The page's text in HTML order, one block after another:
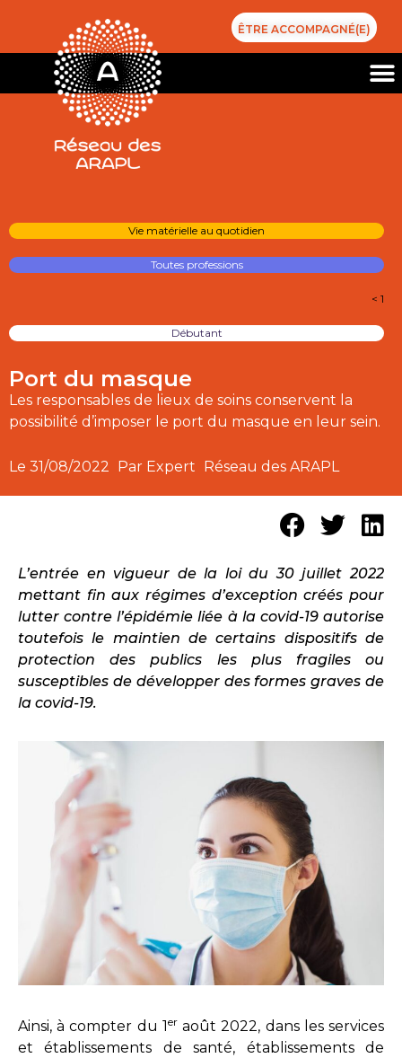
ÊTRE ACCOMPAGNÉ(E)
Vie matérielle au quotidien
Toutes professions
< 1
Débutant
Port du masque
Les responsables de lieux de soins conservent la
possibilité d’imposer le port du masque en leur sein.
Le 31/08/2022 Par Expert Réseau des ARAPL
L’entrée en vigueur de la loi du 30 juillet 2022
mettant fin aux régimes d’exception créés pour
lutter contre l’épidémie liée à la covid-19 autorise
toutefois le maintien de certains dispositifs de
protection des publics les plus fragiles ou
susceptibles de développer des formes graves de
la covid-19.
Ainsi, à compter du 1 eraoût 2022, dans les services
et établissements de santé, établissements de